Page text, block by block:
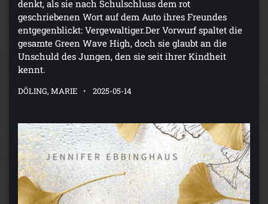
denkt, als sie nach Schulschluss dem rot
geschriebenen Wort auf dem Auto ihres Freundes
entgegenblickt: Vergewaltiger.Der Vorwurf spaltet die
gesamte Green Wave High, doch sie glaubt an die
Unschuld des Jungen, den sie seit ihrer Kindheit
kennt.
DÖLING, MARIE 2025-05-14